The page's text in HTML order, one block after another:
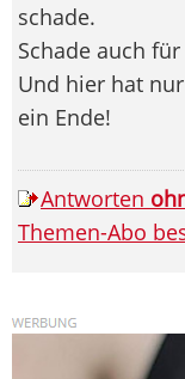
schade.
Schade auch
Und hier hat
ein Ende!
Antworten
Themen-Abo